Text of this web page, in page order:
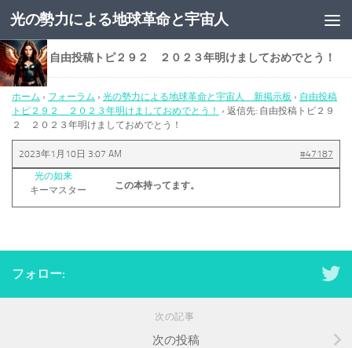
コンテンツへスキップ
光の勢力による地球革命と宇宙人
返信先: 自由投稿トピ２９２ ２０２３年明けましておめでとう！
ホーム › フォーラム › 光の勢力による地球革命と宇宙人 新掲示板 › 自由投稿
トピ２９２ ２０２３年明けましておめでとう！
› 返信先: 自由投稿トピ２９
２ ２０２３年明けましておめでとう！
2023年1月10日 3:07 AM
#47187
光の如来
キーマスター
この本持ってます。
フォロー:
次の記事
次の投稿